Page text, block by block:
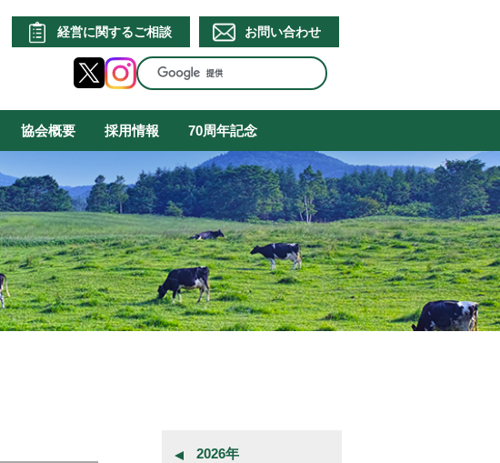
経営に関するご相談 お問い合わせ
協会概要 採用情報 70周年記念
2026年